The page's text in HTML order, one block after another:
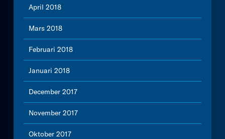
April 2018
Mars 2018
Februari 2018
Januari 2018
December 2017
November 2017
Oktober 2017